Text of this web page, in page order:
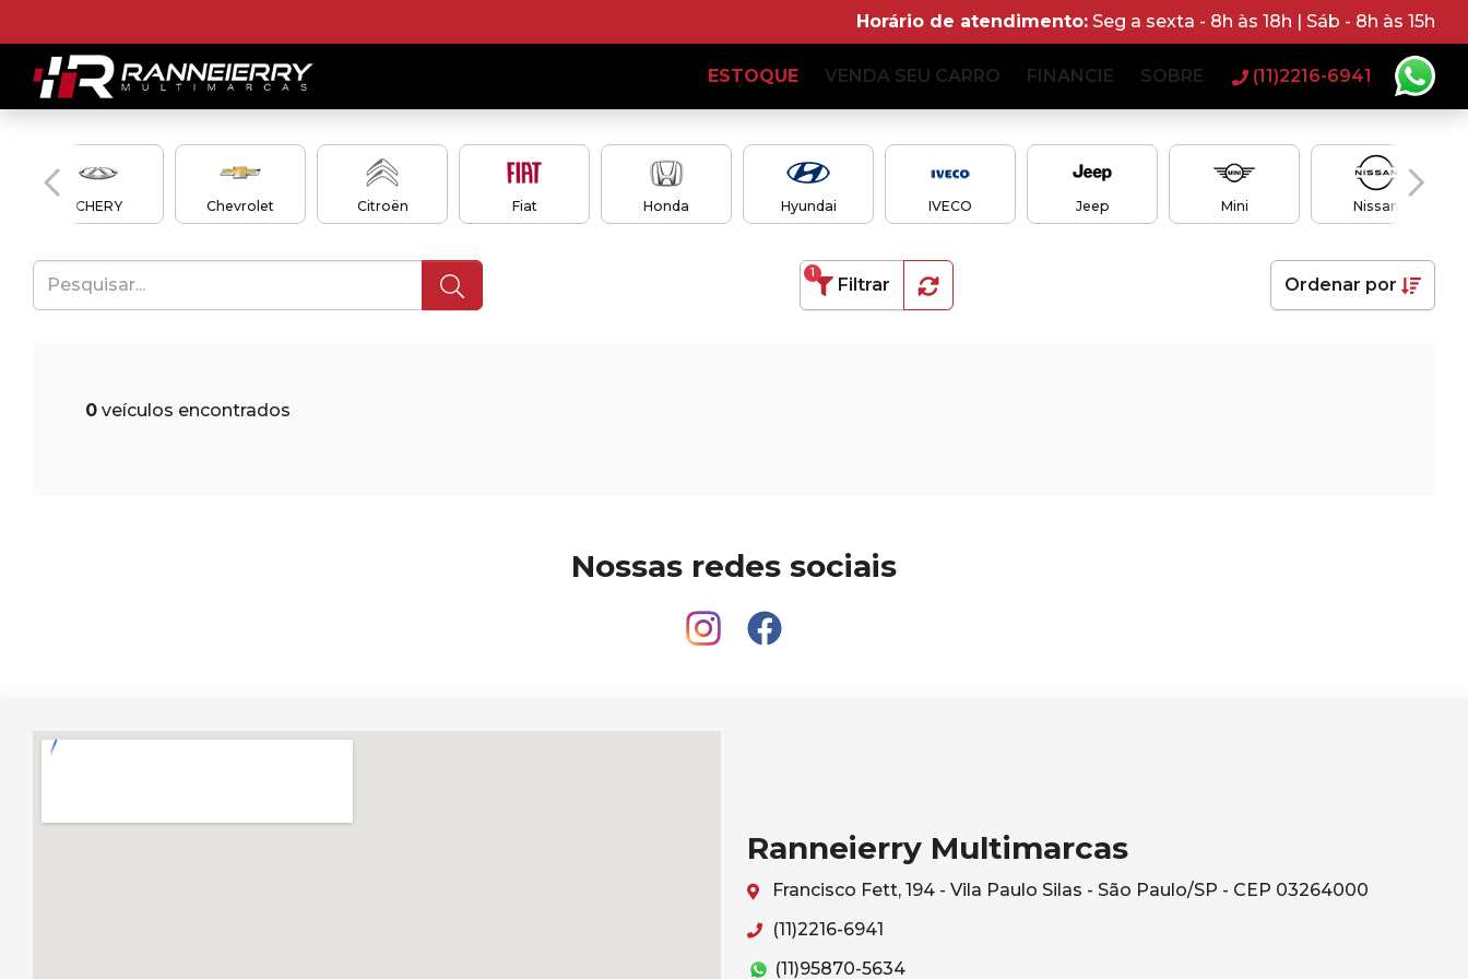
Horário de atendimento: Seg a sexta - 8h às 18h | Sáb - 8h às 15h
ESTOQUE VENDA SEU CARRO FINANCIE SOBRE (11)2216-6941
CHERY Chevrolet Citroën Fiat Honda Hyundai IVECO Jeep Mini Nissan
Filtrar
1
Ordenar por
0 veículos encontrados
Nossas redes sociais
Ranneierry Multimarcas
Francisco Fett, 194 - Vila Paulo Silas - São Paulo/SP - CEP 03264000
(11)2216-6941
(11)95870-5634